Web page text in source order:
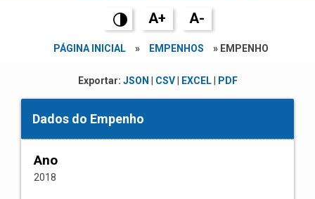
A+ A-
PÁGINA INICIAL » EMPENHOS » EMPENHO
Exportar: JSON CSV| EXCEL| PDF
Dados do Empenho
Ano
2018